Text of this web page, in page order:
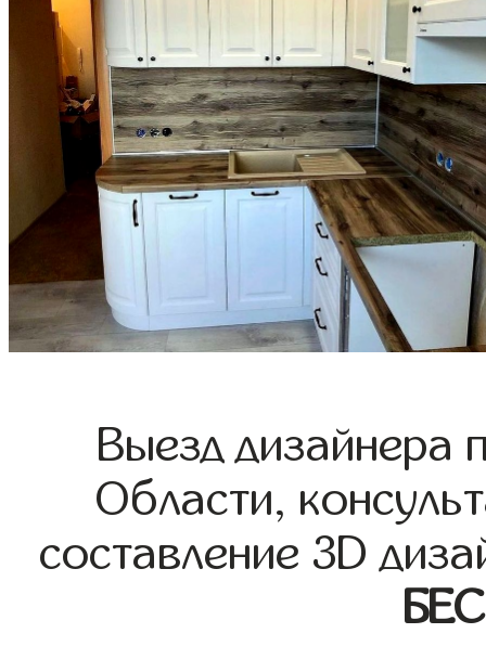
Выезд дизайнера
Области,
составление 3D